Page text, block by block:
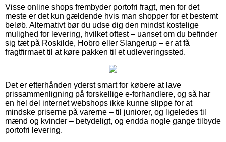
Visse online shops frembyder portofri fragt, men for det
meste er det kun gældende hvis man shopper for et bestemt
beløb. Alternativt bør du udse dig den mindst kostelige
mulighed for levering, hvilket oftest – uanset om du befinder
sig tæt på Roskilde, Hobro eller Slangerup – er at få
fragtfirmaet til at køre pakken til et udleveringssted.
Det er efterhånden yderst smart for købere at lave
prissammenligning på forskellige e-forhandlere, og så har
en hel del internet webshops ikke kunne slippe for at
mindske priserne på varerne – til juniorer, og ligeledes til
mænd og kvinder – betydeligt, og endda nogle gange tilbyde
portofri levering.